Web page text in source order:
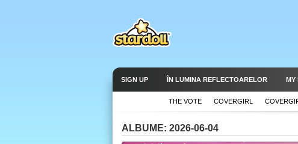
SIGN UP ÎN LUMINA REFLECTOARELOR MY
THE VOTE COVERGIRL
ALBUME: 2026-06-04